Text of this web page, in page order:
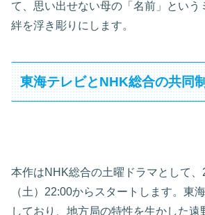
て、思い出せない母の「名前」という
絆を浮き彫りにします。
東海テレビとNHK総合の共同
本作はNHK総合の土曜ドラマとして、
（土）22:00からスタートします。東
しており、地方局の特性を生かした遠